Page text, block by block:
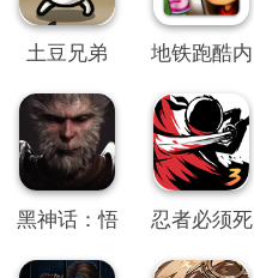
土豆兄弟
地铁跑酷内
菜单
黑神话：悟
忍者必须死
器MOD版